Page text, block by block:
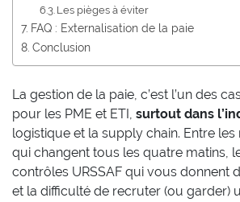
Les pièges à éviter
FAQ : Externalisation de la paie
Conclusion
La gestion de la paie, c’est l’un des
pour les PME et ETI, surtout dans
logistique et la supply chain. Entre
qui changent tous les quatre matins,
contrôles URSSAF qui vous donnent
et la difficulté de recruter (ou garder)